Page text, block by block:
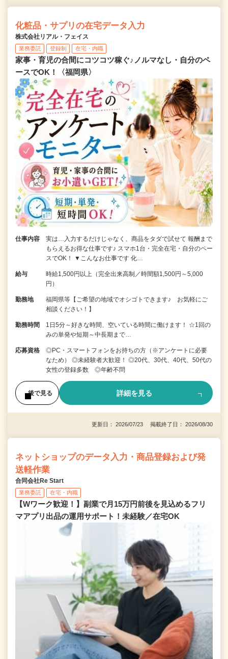
化粧品・サプリの在宅データ入力
株式会社リアル・フェイス
業務委託 登録制 在宅・内職
家事・育児の合間にコツコツ稼ぐ♪ノルマなし・自分のペ
ースでOK！〈福岡県〉
仕事内容
実は…入力するだけじゃなく、商品をタダで試せて 報酬まで
もらえるお得な仕事です♪ スマホ1台・完全在宅・自分のペー
スでOK！ ▼こんなお仕事です 化…
給与
時給1,500円以上（完全出来高制／時間額1,500円～5,000
円）
勤務地
福岡県等【ご希望の地域でオシゴトできます♪ お気軽にご
相談ください！】
勤務時間
1日5分～好きな時間、空いている時間に働けます！ ☆1回の
みの単発や短期～中長期まで…
応募資格
◎PC・スマートフォンをお持ちの方（※アンケートに必要
なため） ◎未経験者大歓迎！ ◎20代、30代、40代、50代の
女性の登録多数 ◎年齢不問
後で見る 詳細を見る
更新日： 2026/07/23 掲載終了日： 2026/08/30
ネットショップのデータ入力・商品登録および発
送軽作業
合同会社Re Start
業務委託 在宅・内職
【Wワーク歓迎！】副業で月15万円前後を見込めるフリ
マアプリ出品の運用サポート！未経験／在宅OK